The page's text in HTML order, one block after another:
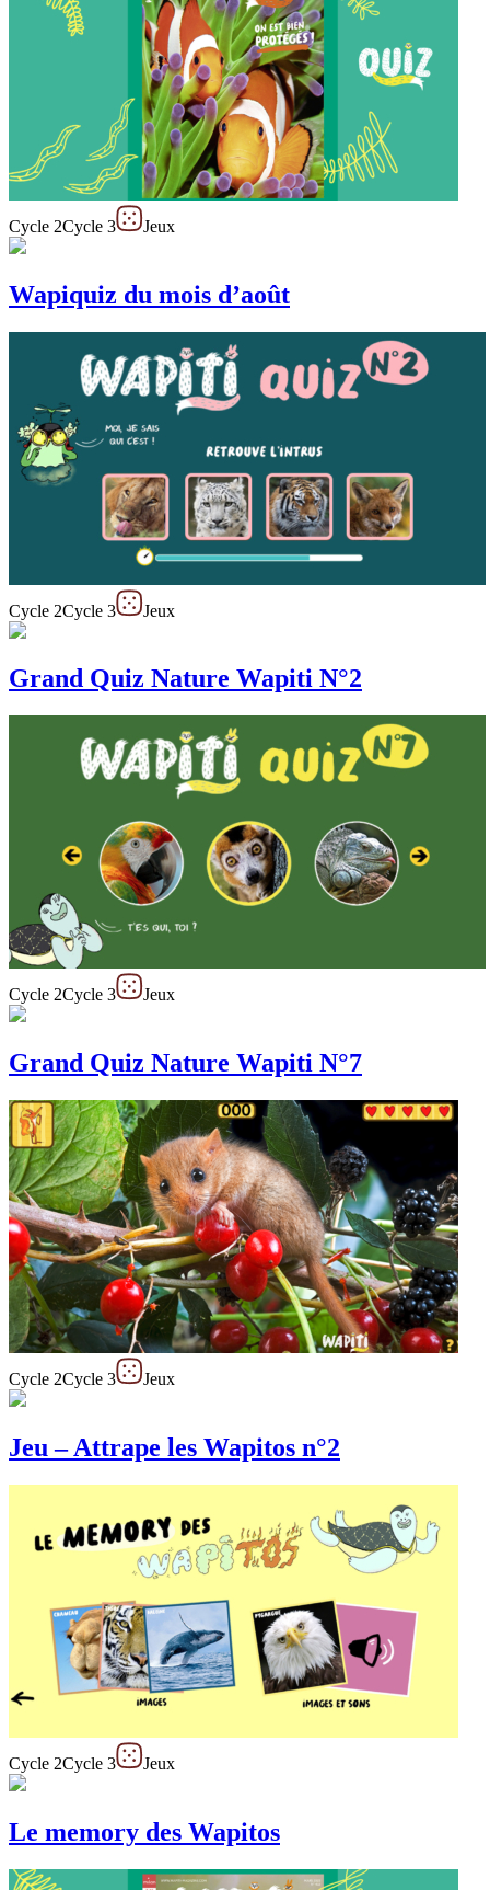
Cycle 2Cycle 3 Jeux
Wapiquiz du mois d’août
Cycle 2Cycle 3 Jeux
Grand Quiz Nature Wapiti N°2
Cycle 2Cycle 3 Jeux
Grand Quiz Nature Wapiti N°7
Cycle 2Cycle 3 Jeux
Jeu – Attrape les Wapitos n°2
Cycle 2Cycle 3 Jeux
Le memory des Wapitos